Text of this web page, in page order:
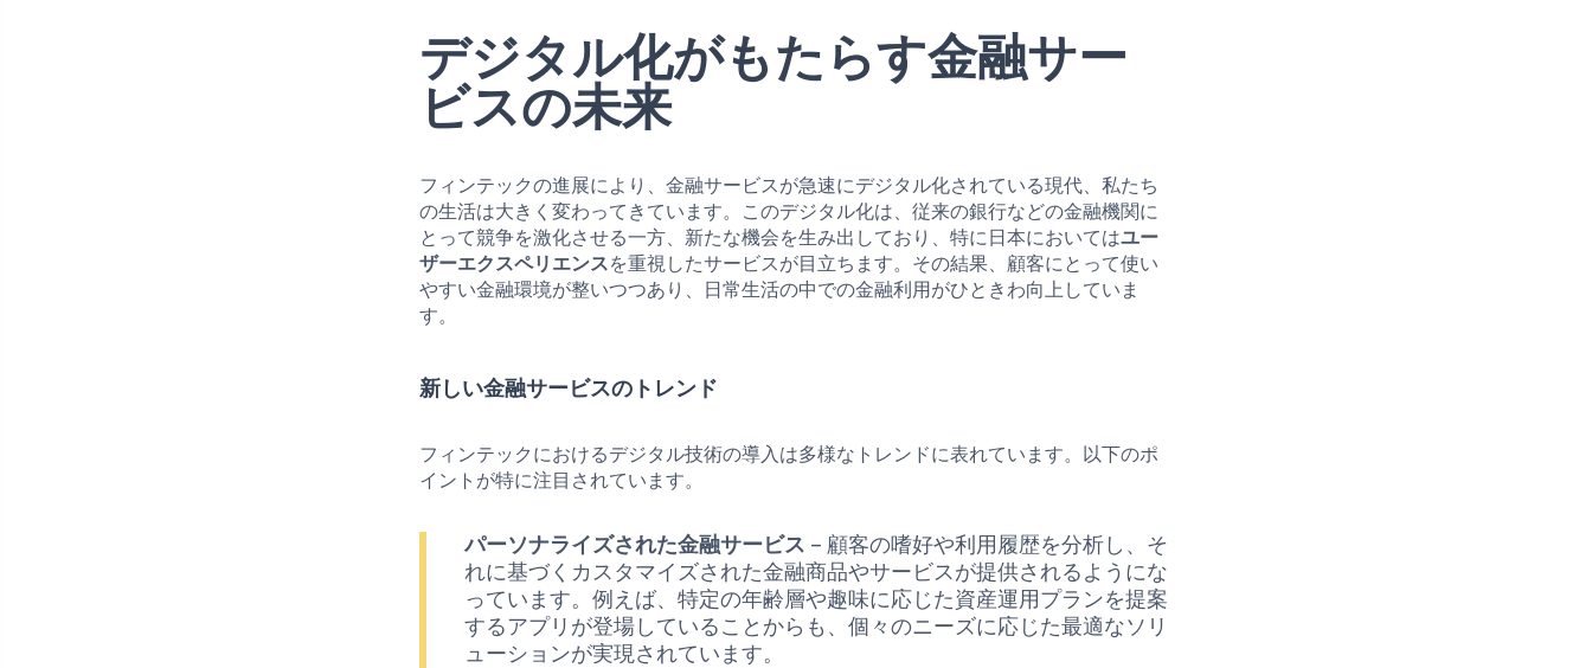
デジタル化がもたらす金融サー
ビスの未来
フィンテックの進展により、金融サービスが急速にデジタル化されている現代、私たち
の生活は大きく変わってきています。このデジタル化は、従来の銀行などの金融機関に
とって競争を激化させる一方、新たな機会を生み出しており、特に日本においてはユー
ザーエクスペリエンスを重視したサービスが目立ちます。その結果、顧客にとって使い
やすい金融環境が整いつつあり、日常生活の中での金融利用がひときわ向上していま
す。
新しい金融サービスのトレンド
フィンテックにおけるデジタル技術の導入は多様なトレンドに表れています。以下のポ
イントが特に注目されています。
パーソナライズされた金融サービス – 顧客の嗜好や利用履歴を分析し、そ
れに基づくカスタマイズされた金融商品やサービスが提供されるようにな
っています。例えば、特定の年齢層や趣味に応じた資産運用プランを提案
するアプリが登場していることからも、個々のニーズに応じた最適なソリ
ューションが実現されています。